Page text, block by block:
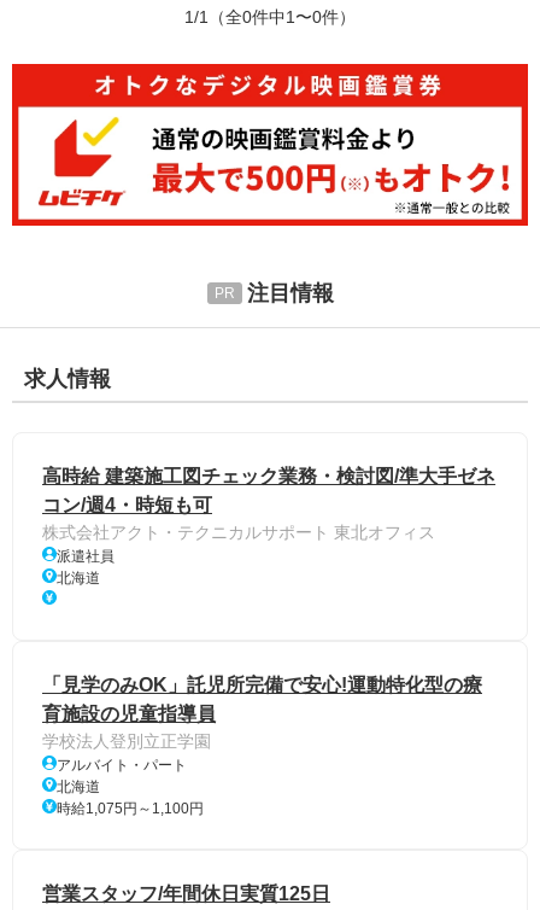
1/1 （全0件中1〜0件）
注目情報
求人情報
高時給 建築施工図チェック業務・検討図/準大手ゼネ
コン/週4・時短も可
株式会社アクト・テクニカルサポート 東北オフィス
派遣社員
北海道
「見学のみOK」託児所完備で安心!運動特化型の療
育施設の児童指導員
学校法人登別立正学園
アルバイト・パート
北海道
時給1,075円～1,100円
営業スタッフ/年間休日実質125日